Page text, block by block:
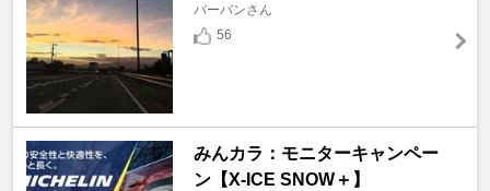
バーバンさん
56
みんカラ：モニターキャンペー
ン【X-ICE SNOW＋】